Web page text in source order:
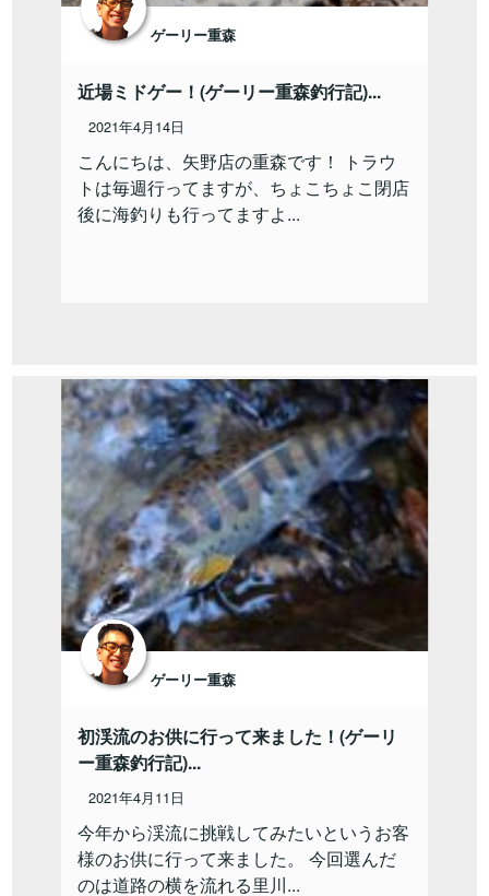
ゲーリー重森
近場ミドゲー！(ゲーリー重森釣行記)...
2021年4月14日
こんにちは、矢野店の重森です！ トラウ
トは毎週行ってますが、ちょこちょこ閉店
後に海釣りも行ってますよ...
ゲーリー重森
初渓流のお供に行って来ました！(ゲーリ
ー重森釣行記)...
2021年4月11日
今年から渓流に挑戦してみたいというお客
様のお供に行って来ました。 今回選んだ
のは道路の横を流れる里川...